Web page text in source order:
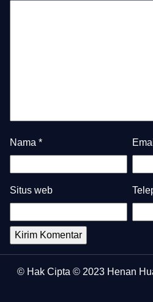
Nama *
Situs web
© Hak Cipta © 2023 Henan